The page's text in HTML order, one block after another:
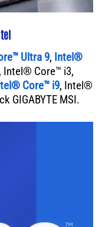
Ultra 9, Intel®
Intel® Core™ i3,
Core™ i9, Intel®
GIGABYTE MSI.